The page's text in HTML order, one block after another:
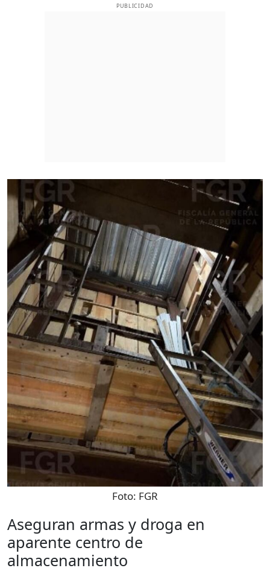
PUBLICIDAD
Foto: FGR
Aseguran armas y droga en
aparente centro de
almacenamiento